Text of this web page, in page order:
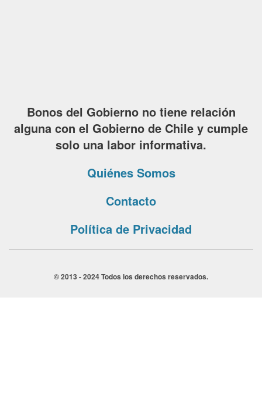
Bonos del Gobierno no tiene relación
alguna con el Gobierno de Chile y cumple
solo una labor informativa.
Quiénes Somos
Contacto
Política de Privacidad
© 2013 - 2024 Todos los derechos reservados.